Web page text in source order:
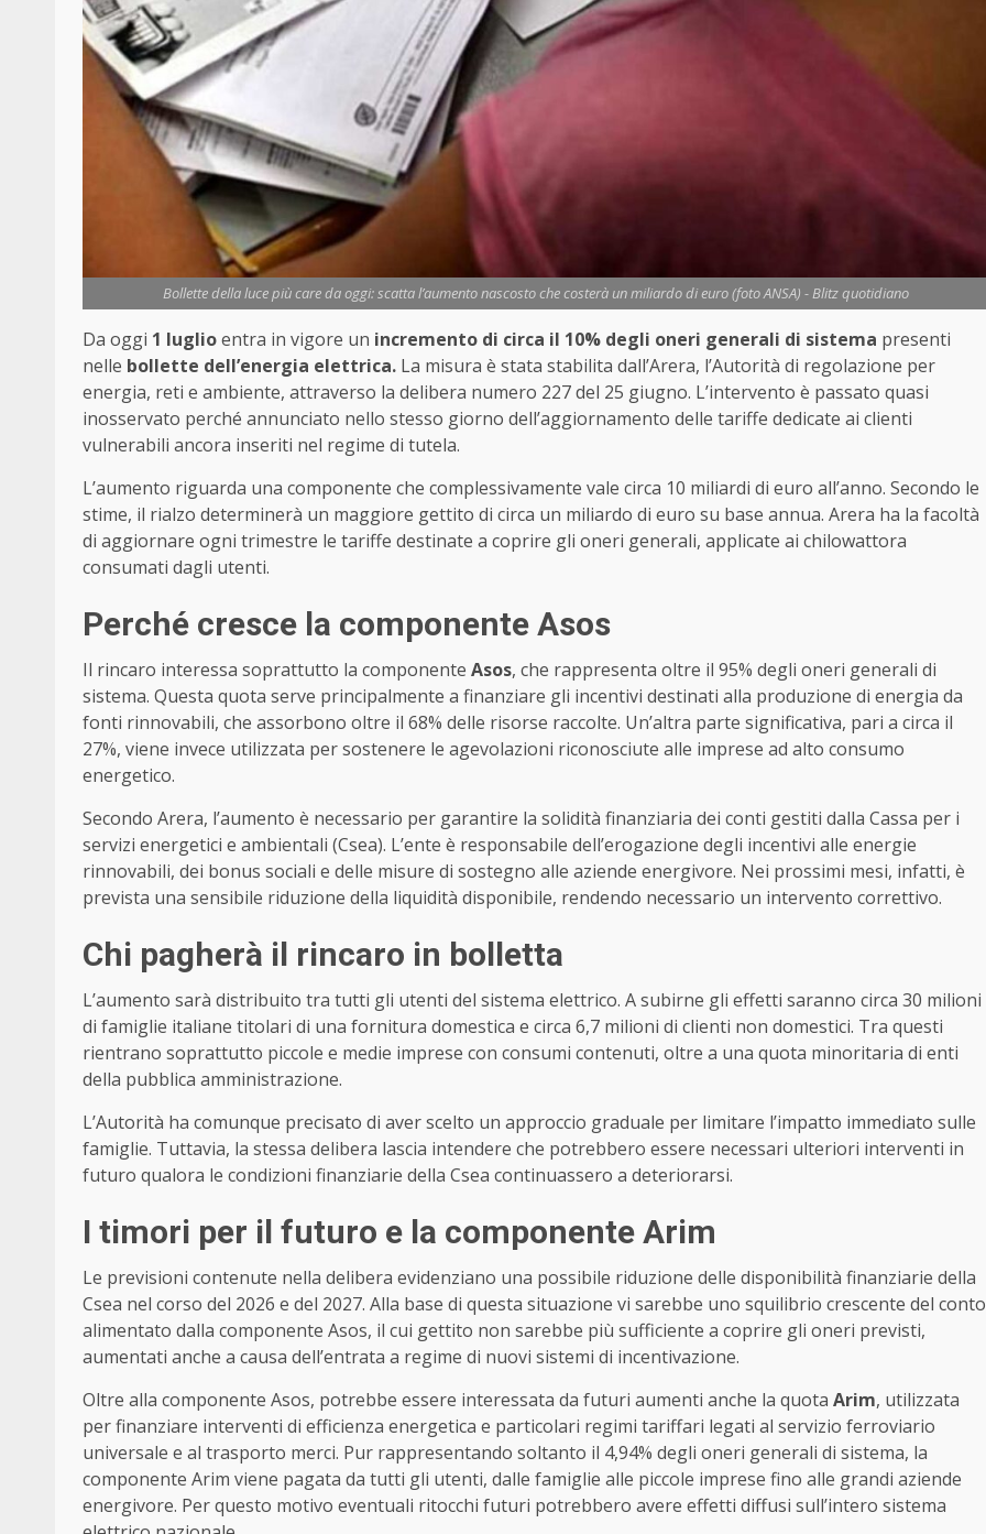
Bollette della luce più care da oggi: scatta l’aumento nascosto che costerà un miliardo di euro (foto ANSA) - Blitz quotidiano
Da oggi 1 luglioentra in vigore un incremento di circa il 10% degli oneri generali di sistema presenti
nelle bollette dell’energia elettrica. La misura è stata stabilita dall’Arera, l’Autorità di regolazione per
energia, reti e ambiente, attraverso la delibera numero 227 del 25 giugno. L’intervento è passato quasi
inosservato perché annunciato nello stesso giorno dell’aggiornamento delle tariffe dedicate ai clienti
vulnerabili ancora inseriti nel regime di tutela.
L’aumento riguarda una componente che complessivamente vale circa 10 miliardi di euro all’anno. Secondo le
stime, il rialzo determinerà un maggiore gettito di circa un miliardo di euro su base annua. Arera ha la facoltà
di aggiornare ogni trimestre le tariffe destinate a coprire gli oneri generali, applicate ai chilowattora
consumati dagli utenti.
Perché cresce la componente Asos
Il rincaro interessa soprattutto la componente Asos, che rappresenta oltre il 95% degli oneri generali di
sistema. Questa quota serve principalmente a finanziare gli incentivi destinati alla produzione di energia da
fonti rinnovabili, che assorbono oltre il 68% delle risorse raccolte. Un’altra parte significativa, pari a circa il
27%, viene invece utilizzata per sostenere le agevolazioni riconosciute alle imprese ad alto consumo
energetico.
Secondo Arera, l’aumento è necessario per garantire la solidità finanziaria dei conti gestiti dalla Cassa per i
servizi energetici e ambientali (Csea). L’ente è responsabile dell’erogazione degli incentivi alle energie
rinnovabili, dei bonus sociali e delle misure di sostegno alle aziende energivore. Nei prossimi mesi, infatti, è
prevista una sensibile riduzione della liquidità disponibile, rendendo necessario un intervento correttivo.
Chi pagherà il rincaro in bolletta
L’aumento sarà distribuito tra tutti gli utenti del sistema elettrico. A subirne gli effetti saranno circa 30 milioni
di famiglie italiane titolari di una fornitura domestica e circa 6,7 milioni di clienti non domestici. Tra questi
rientrano soprattutto piccole e medie imprese con consumi contenuti, oltre a una quota minoritaria di enti
della pubblica amministrazione.
L’Autorità ha comunque precisato di aver scelto un approccio graduale per limitare l’impatto immediato sulle
famiglie. Tuttavia, la stessa delibera lascia intendere che potrebbero essere necessari ulteriori interventi in
futuro qualora le condizioni finanziarie della Csea continuassero a deteriorarsi.
I timori per il futuro e la componente Arim
Le previsioni contenute nella delibera evidenziano una possibile riduzione delle disponibilità finanziarie della
Csea nel corso del 2026 e del 2027. Alla base di questa situazione vi sarebbe uno squilibrio crescente del conto
alimentato dalla componente Asos, il cui gettito non sarebbe più sufficiente a coprire gli oneri previsti,
aumentati anche a causa dell’entrata a regime di nuovi sistemi di incentivazione.
Oltre alla componente Asos, potrebbe essere interessata da futuri aumenti anche la quota Arim, utilizzata
per finanziare interventi di efficienza energetica e particolari regimi tariffari legati al servizio ferroviario
universale e al trasporto merci. Pur rappresentando soltanto il 4,94% degli oneri generali di sistema, la
componente Arim viene pagata da tutti gli utenti, dalle famiglie alle piccole imprese fino alle grandi aziende
energivore. Per questo motivo eventuali ritocchi futuri potrebbero avere effetti diffusi sull’intero sistema